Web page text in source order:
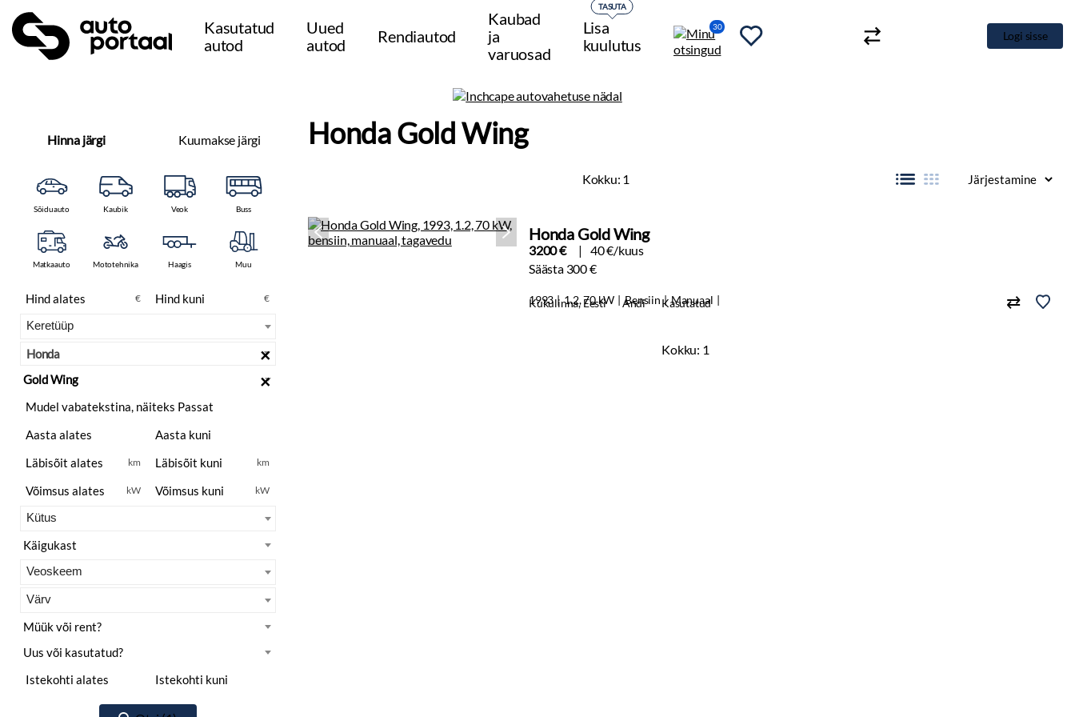
Kasutatud
autod
Uued
autod
Rendiautod
Kaubad
ja
varuosad
Lisa
kuulutus
TASUTA
30
Logi sisse
Hinna järgi Kuumakse järgi
Sõiduauto Kaubik Veok Buss
Matkaauto Mototehnika Haagis Muu
€ €
Honda
×
×
km km
kW kW
Honda Gold Wing
Kokku: 1
Honda Gold Wing
3200 €
40 €/kuus
Säästa 300 €
1993 1.2, 70 kW Bensiin Manuaal
Kukulinna, Eesti Andi Kasutatud
Kokku: 1